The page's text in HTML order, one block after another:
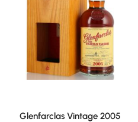
Glenfarclas Vintage 2005